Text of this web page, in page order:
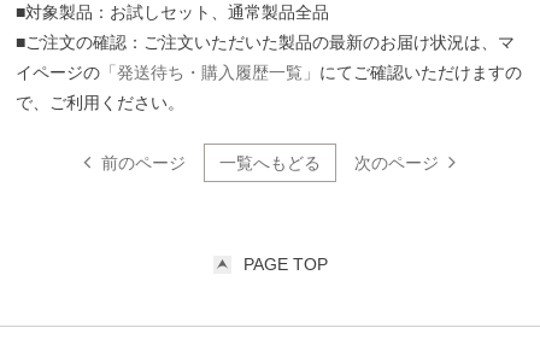
■対象製品：お試しセット、通常製品全品
■ご注文の確認：ご注文いただいた製品の最新のお届け状況は、マ
イページの 「発送待ち・購入履歴一覧」 にてご確認いただけますの
で、ご利用ください。
前のページ 一覧へもどる 次のページ
PAGE TOP